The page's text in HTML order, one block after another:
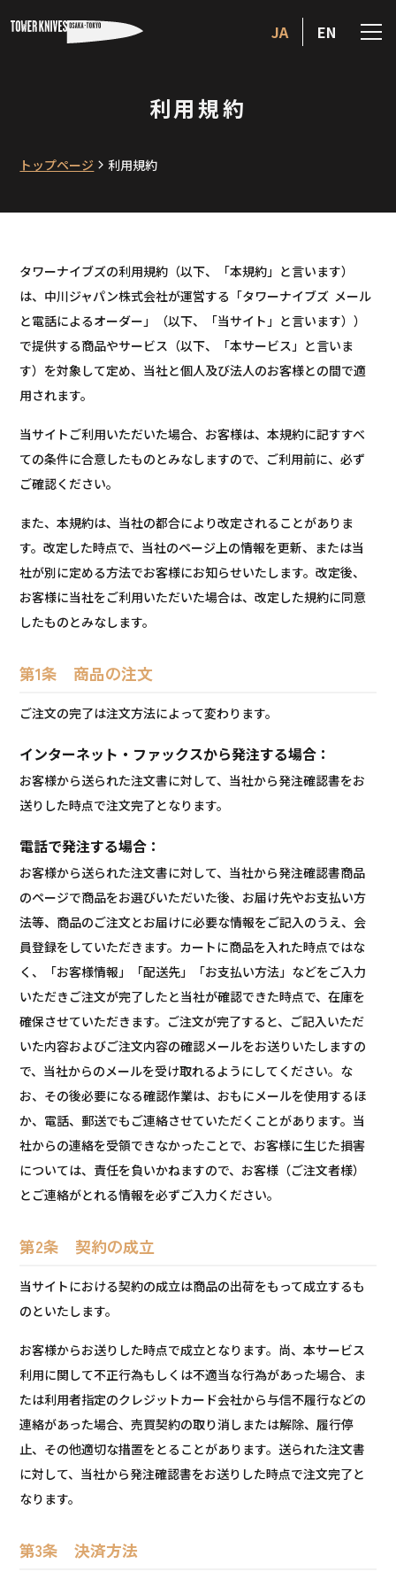
JA EN
利用規約
トップページ 利用規約
タワーナイブズの利用規約（以下、「本規約」と言います）
は、中川ジャパン株式会社が運営する「タワーナイブズ メール
と電話によるオーダー」（以下、「当サイト」と言います））
で提供する商品やサービス（以下、「本サービス」と言いま
す）を対象して定め、当社と個人及び法人のお客様との間で適
用されます。
当サイトご利用いただいた場合、お客様は、本規約に記すすべ
ての条件に合意したものとみなしますので、ご利用前に、必ず
ご確認ください。
また、本規約は、当社の都合により改定されることがありま
す。改定した時点で、当社のページ上の情報を更新、または当
社が別に定める方法でお客様にお知らせいたします。改定後、
お客様に当社をご利用いただいた場合は、改定した規約に同意
したものとみなします。
第1条 商品の注文
ご注文の完了は注文方法によって変わります。
インターネット・ファックスから発注する場合：
お客様から送られた注文書に対して、当社から発注確認書をお
送りした時点で注文完了となります。
電話で発注する場合：
お客様から送られた注文書に対して、当社から発注確認書商品
のページで商品をお選びいただいた後、お届け先やお支払い方
法等、商品のご注文とお届けに必要な情報をご記入のうえ、会
員登録をしていただきます。カートに商品を入れた時点ではな
く、「お客様情報」「配送先」「お支払い方法」などをご入力
いただきご注文が完了したと当社が確認できた時点で、在庫を
確保させていただきます。ご注文が完了すると、ご記入いただ
いた内容およびご注文内容の確認メールをお送りいたしますの
で、当社からのメールを受け取れるようにしてください。な
お、その後必要になる確認作業は、おもにメールを使用するほ
か、電話、郵送でもご連絡させていただくことがあります。当
社からの連絡を受領できなかったことで、お客様に生じた損害
については、責任を負いかねますので、お客様（ご注文者様）
とご連絡がとれる情報を必ずご入力ください。
第2条 契約の成立
当サイトにおける契約の成立は商品の出荷をもって成立するも
のといたします。
お客様からお送りした時点で成立となります。尚、本サービス
利用に関して不正行為もしくは不適当な行為があった場合、ま
たは利用者指定のクレジットカード会社から与信不履行などの
連絡があった場合、売買契約の取り消しまたは解除、履行停
止、その他適切な措置をとることがあります。送られた注文書
に対して、当社から発注確認書をお送りした時点で注文完了と
なります。
第3条 決済方法